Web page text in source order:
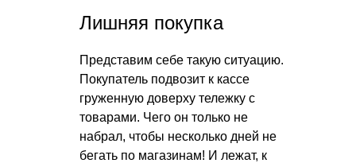
Лишняя покупка
Представим себе такую ситуацию.
Покупатель подвозит к кассе
груженную доверху тележку с
товарами. Чего он только не
набрал, чтобы несколько дней не
бегать по магазинам! И лежат, к